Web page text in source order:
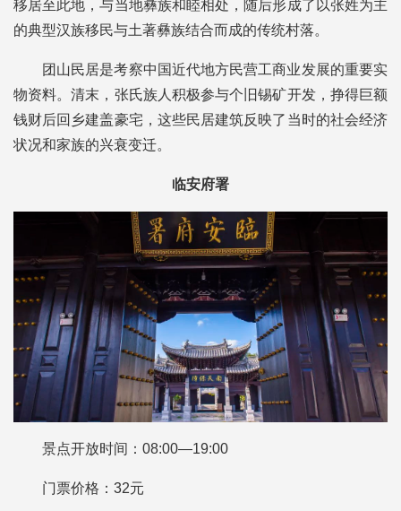
移居至此地，与当地彝族和睦相处，随后形成了以张姓为主
的典型汉族移民与土著彝族结合而成的传统村落。
团山民居是考察中国近代地方民营工商业发展的重要实
物资料。清末，张氏族人积极参与个旧锡矿开发，挣得巨额
钱财后回乡建盖豪宅，这些民居建筑反映了当时的社会经济
状况和家族的兴衰变迁。
临安府署
景点开放时间：08:00—19:00
门票价格：32元